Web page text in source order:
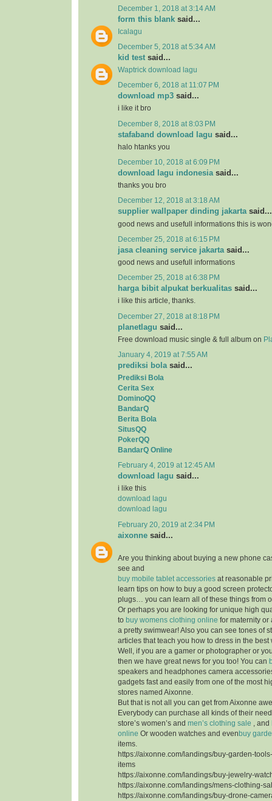
December 1, 2018 at 3:14 AM
form this blank said...
Icalagu
December 5, 2018 at 5:34 AM
kid test said...
Waptrick download lagu
December 6, 2018 at 11:07 PM
download mp3 said...
i like it bro
December 8, 2018 at 8:03 PM
stafaband download lagu said...
halo htanks you
December 10, 2018 at 6:09 PM
download lagu indonesiasaid...
thanks you bro
December 12, 2018 at 3:18 AM
supplier wallpaper dinding jakartasaid...
good news and usefull informations this is
December 25, 2018 at 6:15 PM
jasa cleaning service jakarta said...
good news and usefull informations
December 25, 2018 at 6:38 PM
harga bibit alpukat berkualitas said...
i like this article, thanks.
December 27, 2018 at 8:18 PM
planetlagu said...
Free download music single & full album on
January 4, 2019 at 7:55 AM
prediksi bola said...
Prediksi Bola
Cerita Sex
DominoQQ
BandarQ
Berita Bola
SitusQQ
PokerQQ
BandarQ Online
February 4, 2019 at 12:45 AM
download lagu said...
i like this
download lagu
download lagu
February 20, 2019 at 2:34 PM
aixonne said...
Are you thinking about buying a new phone
see and
buy mobile tablet accessories at reasonable
learn tips on how to buy a good screen
plugs… you can learn all of these things from
Or perhaps you are looking for unique high
to buy womens clothing online for maternity or
a pretty swimwear! Also you can see tones of
articles that teach you how to dress in the best
Well, if you are a gamer or photographer or
then we have great news for you too! You can
speakers and headphones camera
gadgets fast and easily from one of the most
stores named Aixonne.
But that is not all you can get from Aixonne
Everybody can purchase all kinds of their
store’s women’s and men’s clothing sale , and
online Or wooden watches and even buy
items.
https://aixonne.com/landings/buy-garden-
items
https://aixonne.com/landings/buy-jewelry-
https://aixonne.com/landings/mens-clothing-
https://aixonne.com/landings/buy-drone-